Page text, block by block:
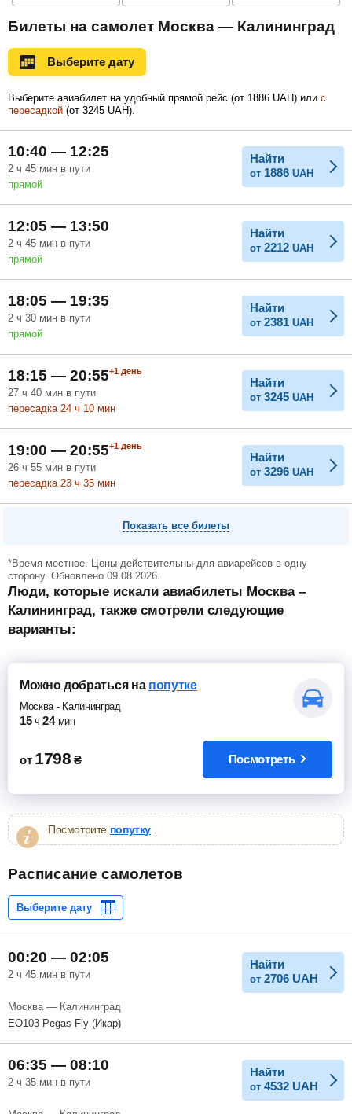
Сентябрь
Ноябрь
6 546 UAH
Билеты на самолет Москва — Калининград
Выберите дату
Выберите авиабилет на удобный прямой рейс (от 1886 UAH) или с
пересадкой (от 3245 UAH).
10:40 — 12:25
2 ч 45 мин в пути
прямой
Найти
от 1886 UAH
12:05 — 13:50
2 ч 45 мин в пути
прямой
Найти
от 2212 UAH
18:05 — 19:35
2 ч 30 мин в пути
прямой
Найти
от 2381 UAH
18:15 — 20:55+1 день
27 ч 40 мин в пути
пересадка 24 ч 10 мин
Найти
от 3245 UAH
19:00 — 20:55+1 день
26 ч 55 мин в пути
пересадка 23 ч 35 мин
Найти
от 3296 UAH
Показать все билеты
*Время местное. Цены действительны для авиарейсов в одну
сторону. Обновлено 09.08.2026.
Люди, которые искали авиабилеты Москва –
Калининград, также смотрели следующие
варианты:
Можно добратьсяна попутке
Москва - Калининград
15 ч 24 мин
от 1798 ₴ Посмотреть
Посмотрите попутку.
Расписание самолетов
00:20 — 02:05
2 ч 45 мин в пути
Найти
от 2706 UAH
Москва — Калининград
EO103 Pegas Fly (Икар)
06:35 — 08:10
2 ч 35 мин в пути
Найти
от 4532 UAH